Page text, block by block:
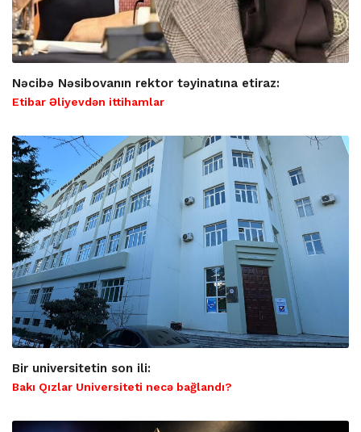
Nəcibə Nəsibovanın rektor təyinatına etiraz:
Etibar Əliyevdən ittihamlar
Bir universitetin son ili:
Bakı Qızlar Universiteti necə bağlandı?